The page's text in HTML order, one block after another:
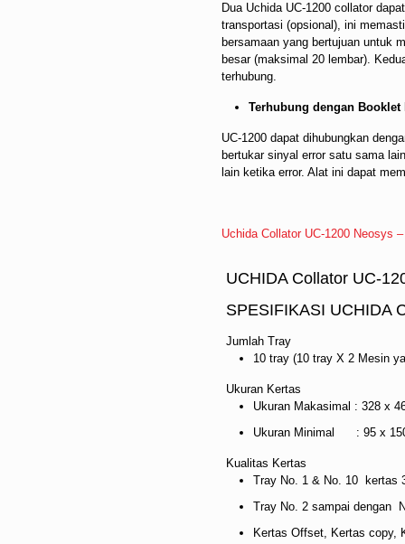
Dua Uchida UC-1200 collator
transportasi (opsional), ini
bersamaan yang bertujuan untuk
besar (maksimal 20 lembar).
terhubung.
Terhubung dengan Booklet
UC-1200 dapat dihubungkan
bertukar sinyal error satu sama
lain ketika error. Alat ini dapat
Uchida Collator UC-1200 Neosys
UCHIDA Collator UC-
SPESIFIKASI UCHIDA
Jumlah Tray
10 tray (10 tray X 2 Mesin
Ukuran Kertas
Ukuran Makasimal : 328 x
Ukuran Minimal : 95 x 150
Kualitas Kertas
Tray No. 1 & No. 10 kertas
Tray No. 2 sampai dengan
Kertas Offset, Kertas copy,